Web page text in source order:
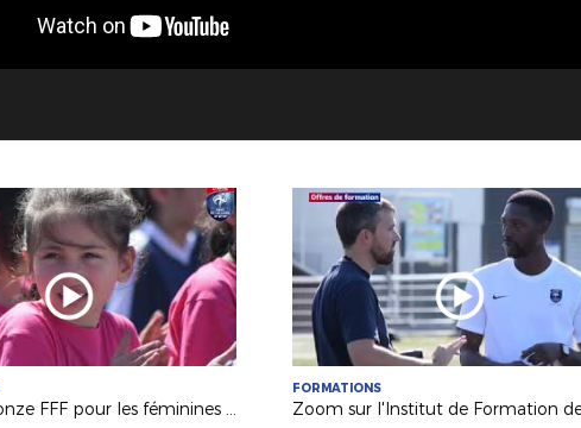
Le Label Bronze FFF pour les féminines du FC St Sébastien sur Loire
FORMATIONS